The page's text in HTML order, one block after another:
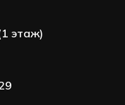
этаж)